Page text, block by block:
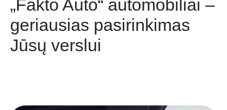
„Fakto Auto“ automobiliai –
geriausias pasirinkimas
Jūsų verslui